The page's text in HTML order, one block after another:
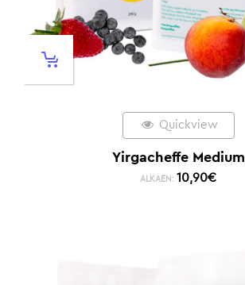
Quickview
Yirgacheffe Medium
ALKAEN: 10,90€